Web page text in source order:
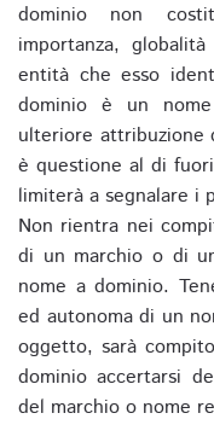
dominio non
importanza,
entità che esso
dominio è un
ulteriore attribuzione
è questione al di
limiterà a segnalare i
Non rientra nei
di un marchio o di
nome a dominio.
ed autonoma di un
oggetto, sarà
dominio accertarsi
del marchio o nome